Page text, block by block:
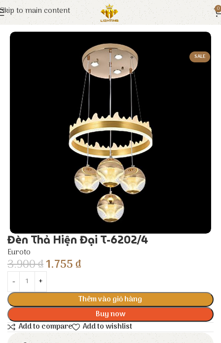
Skip to main content 0
Trang chủ Euroto Đèn Trang Trí
SALE
Đèn Thả Hiện Đại T-6202/4
Euroto
3.900₫1.755₫
Thêm vào giỏ hàng
Buy now
Add to compare
Add to wishlist